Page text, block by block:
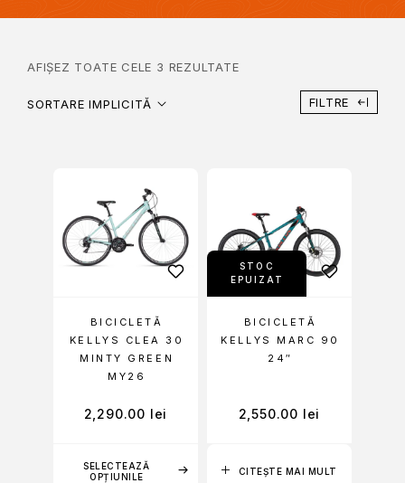
AFIȘEZ TOATE CELE 3 REZULTATE
SORTARE IMPLICITĂ FILTRE
SELECTEAZĂ
OPȚIUNILE
BICICLETĂ
KELLYS CLEA 30
MINTY GREEN
MY26
2,290.00 lei
STOC
EPUIZAT
CITEȘTE MAI MULT
BICICLETĂ
KELLYS MARC 90
24″
2,550.00 lei